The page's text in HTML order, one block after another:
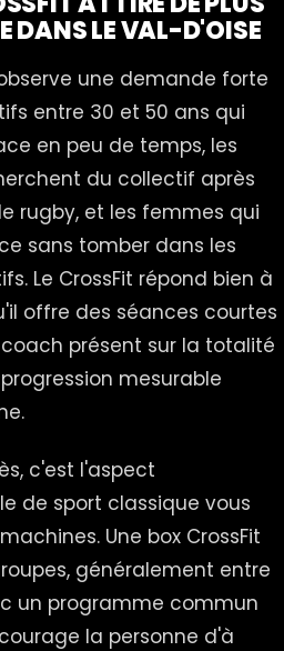
DANS LE VAL-D'OISE
une demande forte
entre 30 et 50 ans qui
en peu de temps, les
du collectif après
rugby, et les femmes qui
sans tomber dans les
Le CrossFit répond bien à
offre des séances courtes
présent sur la totalité
mesurable
c'est l'aspect
de sport classique vous
Une box CrossFit
généralement entre
un programme commun
la personne d'à